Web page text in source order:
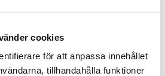
cookies
för att anpassa innehållet
tillhandahålla funktioner
väskor Multifix
för magnetfästet Multifix, ett praktiskt
för alla mätinstrument!